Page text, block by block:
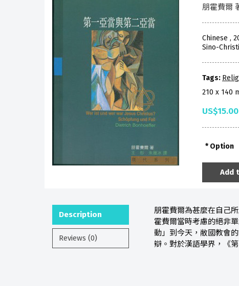
朋霍費爾
Chinese ,
Sino-
Tags:
210 x 140
US$15.00
Option
Add
Description
Reviews (0)
朋霍費爾為甚麼在自己
霍費爾當時考慮的絕非
動」到今天，敝國教會
辯。對於漢語學界，《